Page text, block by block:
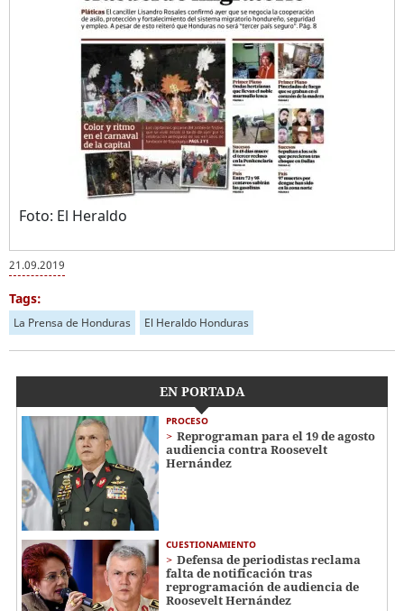
Foto: El Heraldo
21.09.2019
Tags:
La Prensa de Honduras El Heraldo Honduras
EN PORTADA
PROCESO
Reprograman para el 19 de agosto
audiencia contra Roosevelt
Hernández
CUESTIONAMIENTO
Defensa de periodistas reclama
falta de notificación tras
reprogramación de audiencia de
Roosevelt Hernández